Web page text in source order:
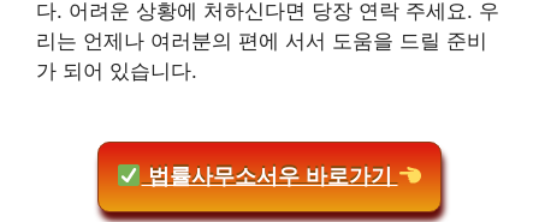
다. 어려운 상황에 처하신다면 당장 연락 주세요. 우
리는 언제나 여러분의 편에 서서 도움을 드릴 준비
가 되어 있습니다.
법률사무소서우 바로가기